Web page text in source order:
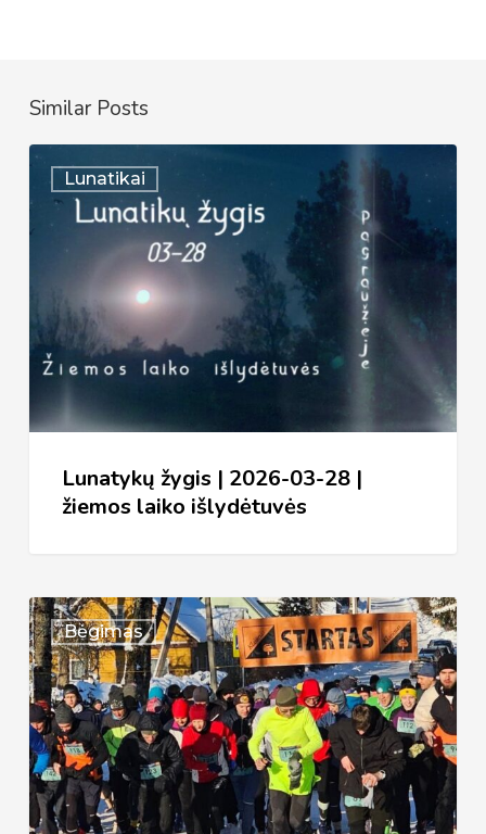
Similar Posts
Lunatikai
Lunatykų
žygis
|
28
žiemos
laiko
išlydėtuvės
Lunatykų žygis | 2026-03-28 |
žiemos laiko išlydėtuvės
Bėgimas
XXXVI
bėgimas
Aplink
Želvos
ežerą
Suginčiuose
–